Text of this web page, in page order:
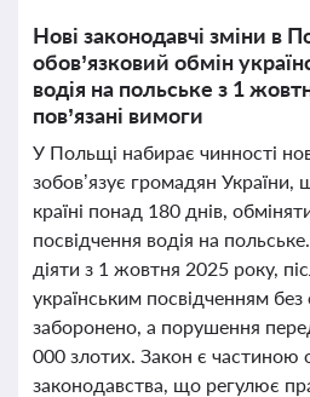
Нові законодавчі зміни в
обов’язковий обмін
водія на польське з 1
пов’язані вимоги
У Польщі набирає чинності
зобов’язує громадян
країні понад 180 днів,
посвідчення водія на
діяти з 1 жовтня 2025 року,
українським посвідченням без
заборонено, а порушення
000 злотих. Закон є частиною
законодавства, що регулює